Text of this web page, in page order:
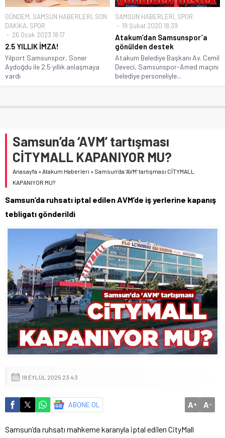
GÜNDEM, SAMSUN HABERLERİ, SON
DAKİKA, SPOR
26 Ocak 2023 18:17
2.5 YILLIK İMZA!
Yılport Samsunspor, Soner
Aydoğdu ile 2.5 yıllık anlaşmaya
vardı
SAMSUN HABERLERİ, SPOR
19 Şubat 2020 18:39
Atakum’dan Samsunspor’a
gönülden destek
Atakum Belediye Başkanı Av. Cemil
Deveci, Samsunspor-Amed maçını
belediye personeliyle...
Samsun’da ‘AVM’ tartışması
CİTYMALL KAPANIYOR MU?
Anasayfa » Atakum Haberleri » Samsun’da ‘AVM’ tartışması CİTYMALL
KAPANIYOR MU?
Samsun’da ruhsatı iptal edilen AVM’de iş yerlerine kapanış
tebligatı gönderildi
19 EYLÜL 2025 23:43
ABONE OL A+ A-
Samsun’da ruhsatı mahkeme kararıyla iptal edilen CityMall